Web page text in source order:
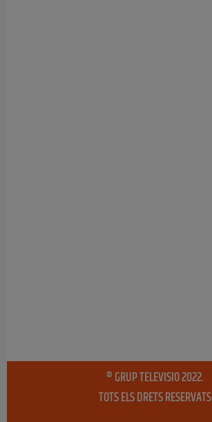
® GRUP TELEVISIO 2022.
TOTS ELS DRETS RESERVATS